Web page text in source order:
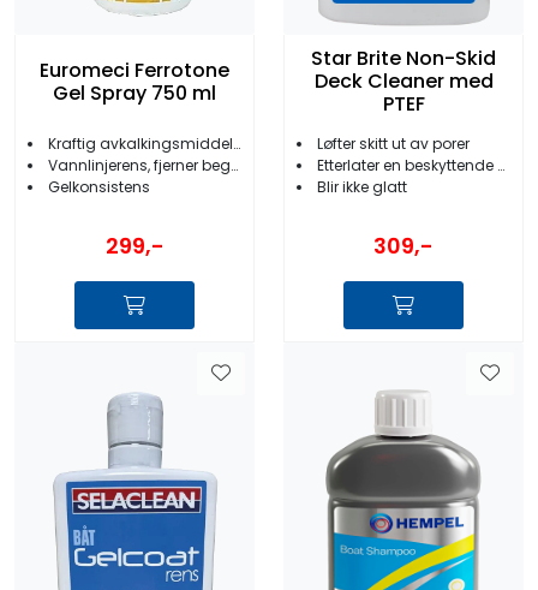
Euromeci Ferrotone
Gel Spray 750 ml
Kraftig avkalkingsmiddel og flekkfjerner
Vannlinjerens, fjerner begroing, rustflekker etc.
Gelkonsistens
299,-
Star Brite Non-Skid
Deck Cleaner med
PTEF
Løfter skitt ut av porer
Etterlater en beskyttende hinne
Blir ikke glatt
309,-